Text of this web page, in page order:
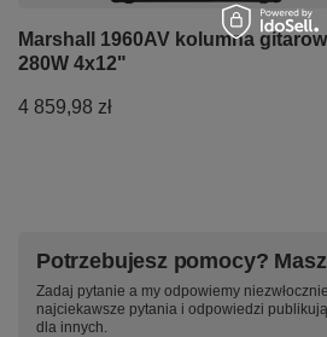
Marshall 1960AV kolumna
280W 4x12"
4 859,98 zł
Potrzebujesz pomocy?
Zadaj pytanie a my odpowiemy
najciekawsze pytania i odpowiedzi
dla innych.